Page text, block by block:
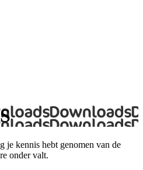
kennis hebt genomen van de
onder valt.